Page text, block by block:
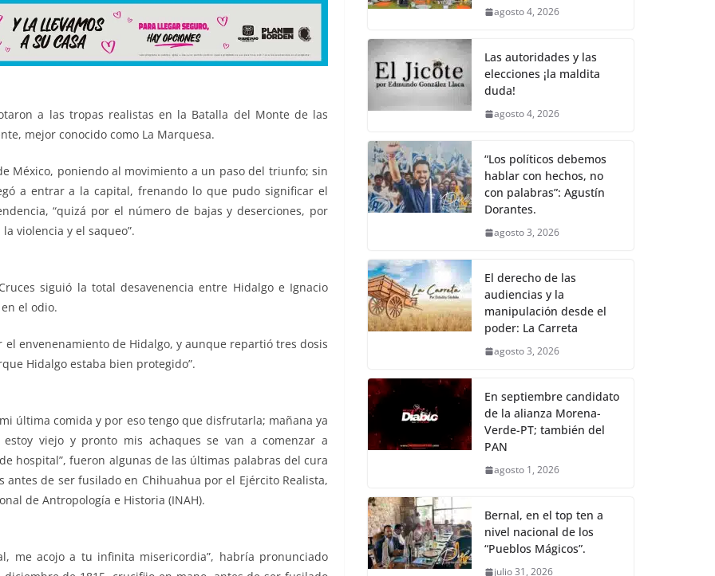
a las tropas realistas en la Batalla del Monte de las
mejor conocido como La Marquesa.
México, poniendo al movimiento a un paso del triunfo; sin
a entrar a la capital, frenando lo que pudo significar el
“quizá por el número de bajas y deserciones, por
violencia y el saqueo”.
siguió la total desavenencia entre Hidalgo e Ignacio
el odio.
el envenenamiento de Hidalgo, y aunque repartió tres dosis
Hidalgo estaba bien protegido”.
última comida y por eso tengo que disfrutarla; mañana ya
viejo y pronto mis achaques se van a comenzar a
hospital”, fueron algunas de las últimas palabras del cura
antes de ser fusilado en Chihuahua por el Ejército Realista,
de Antropología e Historia (INAH).
me acojo a tu infinita misericordia”, habría pronunciado
agosto 4, 2026
Las autoridades y las
elecciones ¡la maldita
duda!
agosto 4, 2026
“Los políticos debemos
hablar con hechos, no
con palabras”: Agustín
Dorantes.
agosto 3, 2026
El derecho de las
audiencias y la
manipulación desde el
poder: La Carreta
agosto 3, 2026
En septiembre candidato
de la alianza Morena-
Verde-PT; también del
PAN
agosto 1, 2026
Bernal, en el top ten a
nivel nacional de los
“Pueblos Mágicos”.
julio 31, 2026